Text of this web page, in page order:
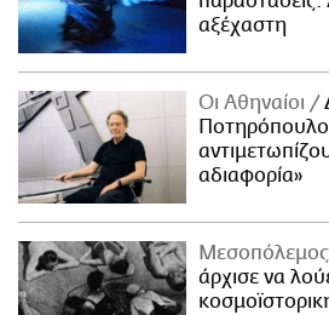
αξέχαστη
Οι Αθηναίοι
αδιαφορία»
Μεσοπόλεμος
άρχισε να